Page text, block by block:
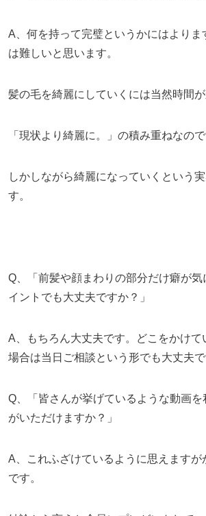
A、何を持って完璧というかにはよりま
は難しいと思います。
髪の毛を綺麗にしていくには当然時間が
「現状より綺麗に。」の積み重ねなので
しかしながら綺麗になっていくという
す。
Q、「前髪や顔まわりの部分だけ癖が
イントでも大丈夫ですか？」
A、もちろん大丈夫です。どこをかけて
場合は当日ご相談という形でも大丈夫で
Q、「皆さんが挙げているような動画
がいただけますか？」
A、これふざけているように思えますが
です。